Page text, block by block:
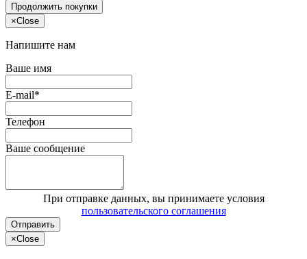
Продолжить покупки
×Close
Напишите нам
Ваше имя
E-mail*
Телефон
Ваше сообщение
При отправке данных, вы принимаете условия
пользовательского соглашения
Отправить
×Close